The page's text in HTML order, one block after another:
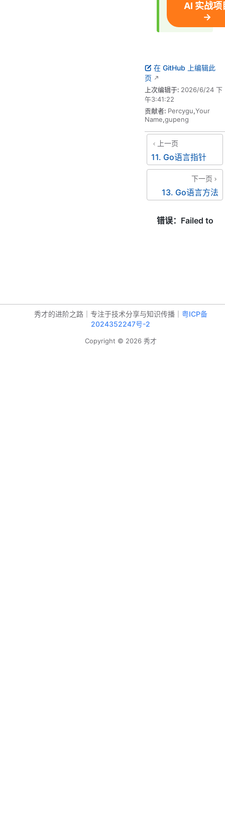
AI 实战项
→
在 GitHub 上编辑此
页
上次编辑于: 2026/6/24 下
午3:41:22
贡献者: Percygu,Your
Name,gupeng
上一页
11. Go语言指针
下一页
13. Go语言方法
秀才的进阶之路｜专注于技术分享与知识传播｜ 粤ICP备
2024352247号-2
Copyright © 2026 秀才